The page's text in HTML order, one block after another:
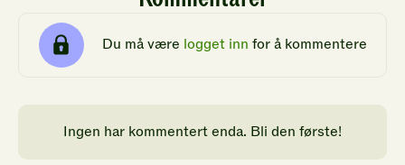
Du må være logget inn for å kommentere
Ingen har kommentert enda. Bli den første!